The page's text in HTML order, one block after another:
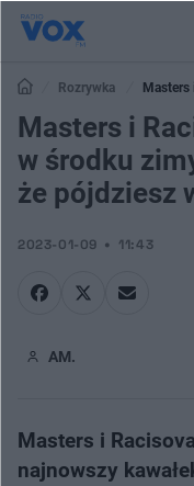
Rozrywka
Masters
nowość sprawi, że pójdziesz
Masters i
w środku
że pójdziesz
2023-01-09 11:43
AM.
Masters i
najnowszy